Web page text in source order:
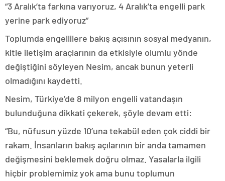
“3 Aralık’ta farkına varıyoruz, 4 Aralık’ta engelli park
yerine park ediyoruz”
Toplumda engellilere bakış açısının sosyal medyanın,
kitle iletişim araçlarının da etkisiyle olumlu yönde
değiştiğini söyleyen Nesim, ancak bunun yeterli
olmadığını kaydetti.
Nesim, Türkiye’de 8 milyon engelli vatandaşın
bulunduğuna dikkati çekerek, şöyle devam etti:
“Bu, nüfusun yüzde 10’una tekabül eden çok ciddi bir
rakam. İnsanların bakış açılarının bir anda tamamen
değişmesini beklemek doğru olmaz. Yasalarla ilgili
hiçbir problemimiz yok ama bunu toplumun